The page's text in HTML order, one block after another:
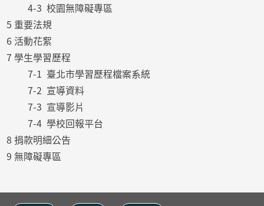
4-3 校園無障礙專區
5 重要法規
6 活動花絮
7 學生學習歷程
7-1 臺北市學習歷程檔案系統
7-2 宣導資料
7-3 宣導影片
7-4 學校回報平台
8 捐款明細公告
9 無障礙專區